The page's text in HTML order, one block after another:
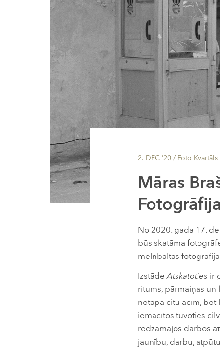
2. DEC ’20 / Foto Kvartāls
Māras
No 2020. gada 17.
būs skatāma
melnbaltās
IzstādeAtskatoties ir
ritums, pārmaiņas un
netapa citu acīm, bet
iemācītos tuvoties
redzamajos darbos
jaunību, darbu,